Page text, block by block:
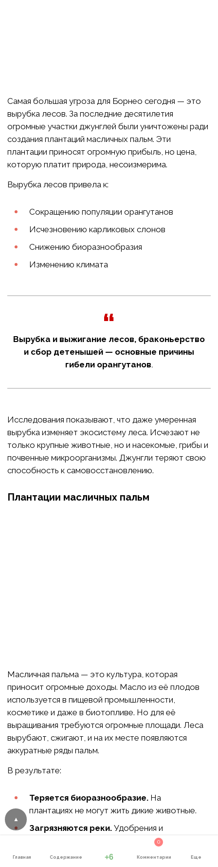
Самая большая угроза для Борнео сегодня — это
вырубка лесов. За последние десятилетия
огромные участки джунглей были уничтожены ради
создания плантаций масличных пальм. Эти
плантации приносят огромную прибыль, но цена,
которую платит природа, несоизмерима.
Вырубка лесов привела к:
Сокращению популяции орангутанов
Исчезновению карликовых слонов
Снижению биоразнообразия
Изменению климата
Вырубка и выжигание лесов, браконьерство
и сбор детенышей — основные причины
гибели орангутанов.
Исследования показывают, что даже умеренная
вырубка изменяет экосистему леса. Исчезают не
только крупные животные, но и насекомые, грибы и
почвенные микроорганизмы. Джунгли теряют свою
способность к самовосстановлению.
Плантации масличных пальм
Масличная пальма — это культура, которая
приносит огромные доходы. Масло из её плодов
используется в пищевой промышленности,
косметике и даже в биотопливе. Но для её
выращивания требуются огромные площади. Леса
вырубают, сжигают, и на их месте появляются
аккуратные ряды пальм.
В результате:
Теряется биоразнообразие. На
плантациях не могут жить дикие животные.
Загрязняются реки. Удобрения и
Ухудшается качество почвы.После
Главная Содержание +6 Комментарии
0
Еще